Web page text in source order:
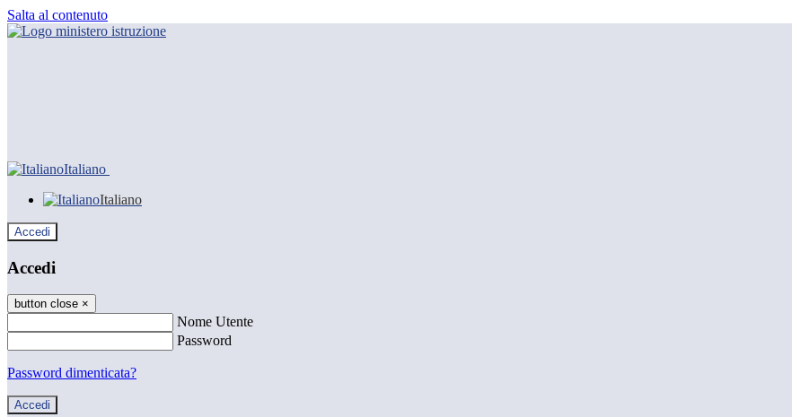
Salta al contenuto
Italiano
Italiano
Accedi
Accedi
button close ×
Nome Utente
Password
Password dimenticata?